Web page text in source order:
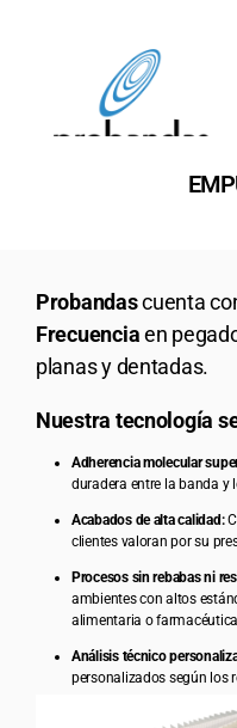
Probandascuenta
Frecuenciaen
planas y dentadas.
Nuestra tecnología
Adherencia molecular
duradera entre la banda y
Acabados de alta calidad:
clientes valoran por su
Procesos sin rebabas ni
ambientes con altos
alimentaria o
Análisis técnico
personalizados según los